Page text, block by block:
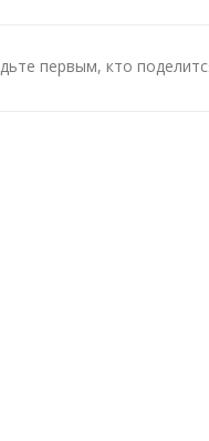
первым, кто